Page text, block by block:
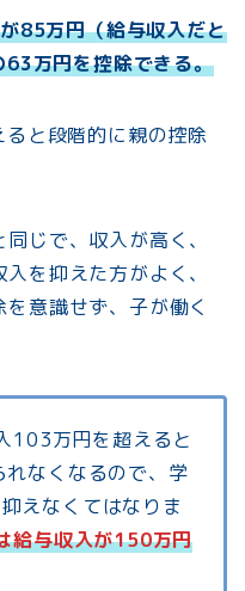
85万円（給与収入だと
万円を控除できる。
と段階的に親の控除
じで、収入が高く、
を抑えた方がよく、
意識せず、子が働く
103万円を超えると
なくなるので、学
えなくてはなりま
給与収入が150万円